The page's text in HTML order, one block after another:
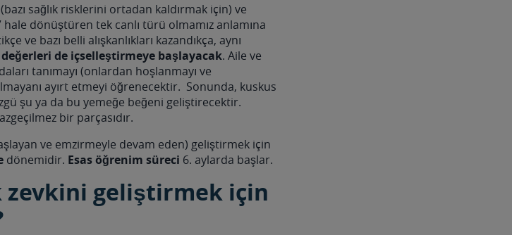
(bazı sağlık risklerini ortadan kaldırmak için) ve
hale dönüştüren tek canlı türü olmamız anlamına
ve bazı belli alışkanlıkları kazandıkça, aynı
de içselleştirmeye başlayacak. Aile ve
tanımayı (onlardan hoşlanmayı ve
ayırt etmeyi öğrenecektir. Sonunda, kuskus
şu ya da bu yemeğe beğeni geliştirecektir.
bir parçasıdır.
ve emzirmeyle devam eden) geliştirmek için
dönemidir. Esas öğrenim süreci 6. aylarda başlar.
zevkini geliştirmek için